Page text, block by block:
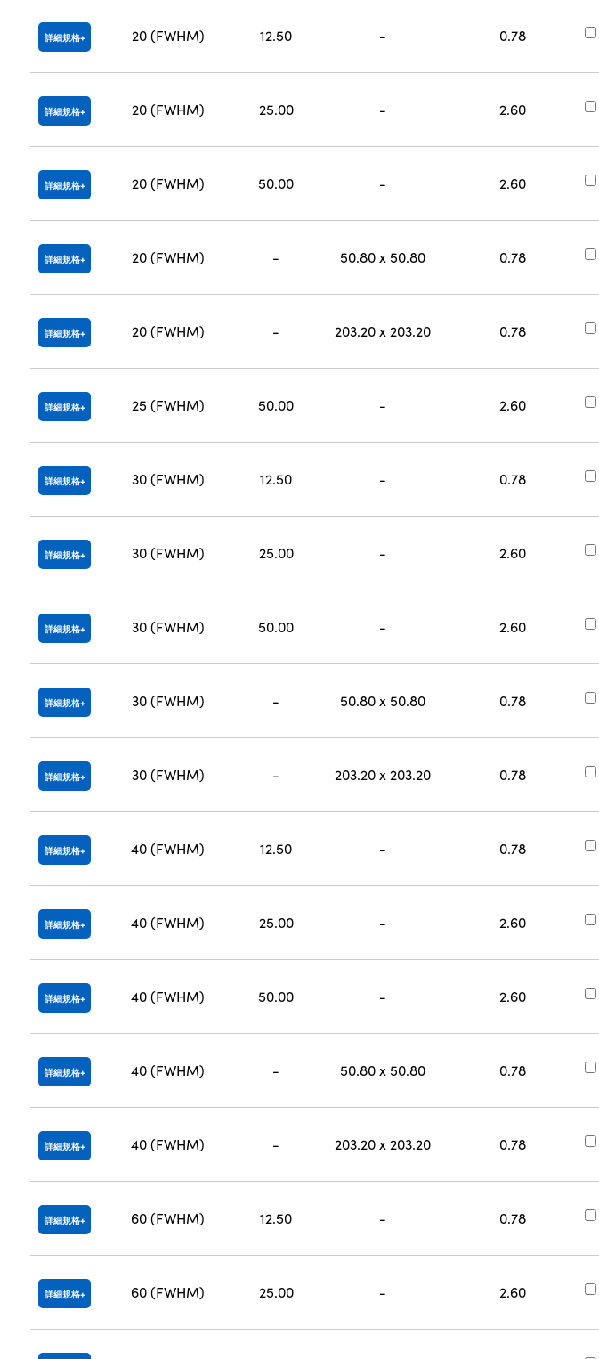
詳細規格 20 (FWHM) 12.50 - 0.78
詳細規格 20 (FWHM) 25.00 - 2.60
詳細規格 20 (FWHM) 50.00 - 2.60
詳細規格 20 (FWHM) - 50.80 x 50.80 0.78
詳細規格 20 (FWHM) - 203.20 x 203.20 0.78
詳細規格 25 (FWHM) 50.00 - 2.60
詳細規格 30 (FWHM) 12.50 - 0.78
詳細規格 30 (FWHM) 25.00 - 2.60
詳細規格 30 (FWHM) 50.00 - 2.60
詳細規格 30 (FWHM) - 50.80 x 50.80 0.78
詳細規格 30 (FWHM) - 203.20 x 203.20 0.78
詳細規格 40 (FWHM) 12.50 - 0.78
詳細規格 40 (FWHM) 25.00 - 2.60
詳細規格 40 (FWHM) 50.00 - 2.60
詳細規格 40 (FWHM) - 50.80 x 50.80 0.78
詳細規格 40 (FWHM) - 203.20 x 203.20 0.78
詳細規格 60 (FWHM) 12.50 - 0.78
詳細規格 60 (FWHM) 25.00 - 2.60